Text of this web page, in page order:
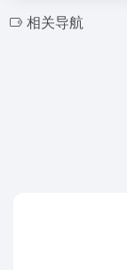
相关导航